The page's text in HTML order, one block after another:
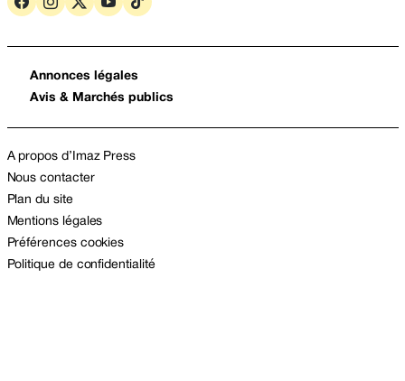
Annonces légales
Avis & Marchés publics
A propos d’Imaz Press
Nous contacter
Plan du site
Mentions légales
Préférences cookies
Politique de confidentialité